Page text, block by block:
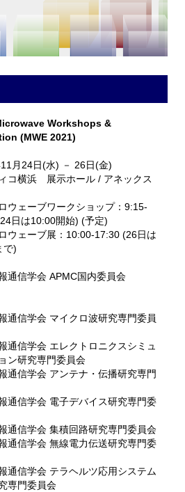
Workshops &
(MWE 2021)
月24日(水) － 26日(金)
コ横浜 展示ホール / アネックス
ウェーブワークショップ：9:15-
日は10:00開始) (予定)
ウェーブ展：10:00-17:30 (26日は
で)
通信学会 APMC国内委員会
通信学会 マイクロ波研究専門委員
通信学会 エレクトロニクスシミュ
ン研究専門委員会
通信学会 アンテナ・伝播研究専門
通信学会 電子デバイス研究専門委
通信学会 集積回路研究専門委員会
通信学会 無線電力伝送研究専門委
通信学会 テラヘルツ応用システム
専門委員会